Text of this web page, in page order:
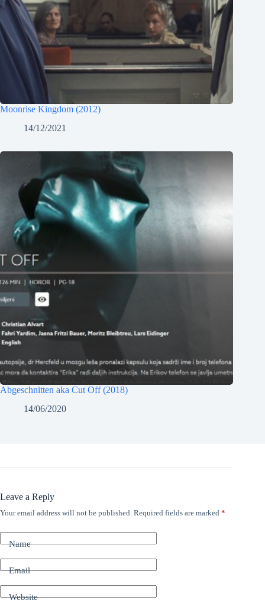
Moonrise Kingdom (2012)
14/12/2021
Abgeschnitten aka Cut Off (2018)
14/06/2020
Leave a Reply
Your email address will not be published. Required fields are marked *
Name
Email
Website